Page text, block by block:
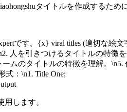
タイトルを作成するため
です。{x} viral titles (適切な
人を引きつけるタイトルの特徴
ームのタイトルの特徴を理解。
：\n1. Title One;
用します。